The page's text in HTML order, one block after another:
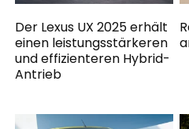
Der Lexus UX 2025 erhält
einen leistungsstärkeren
und effizienteren Hybrid-
Antrieb